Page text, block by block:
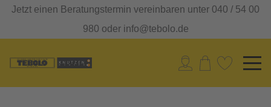
Jetzt einen Beratungstermin vereinbaren unter 040 / 54 00
980 oder info@tebolo.de